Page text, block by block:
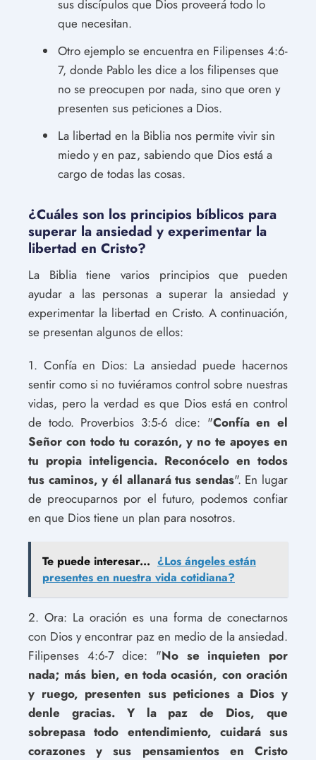
sus discípulos que Dios proveerá todo lo
que necesitan.
Otro ejemplo se encuentra en Filipenses 4:6-
7, donde Pablo les dice a los filipenses que
no se preocupen por nada, sino que oren y
presenten sus peticiones a Dios.
La libertad en la Biblia nos permite vivir sin
miedo y en paz, sabiendo que Dios está a
cargo de todas las cosas.
¿Cuáles son los principios bíblicos para
superar la ansiedad y experimentar la
libertad en Cristo?
La Biblia tiene varios principios que pueden
ayudar a las personas a superar la ansiedad y
experimentar la libertad en Cristo. A continuación,
se presentan algunos de ellos:
1. Confía en Dios: La ansiedad puede hacernos
sentir como si no tuviéramos control sobre nuestras
vidas, pero la verdad es que Dios está en control
de todo. Proverbios 3:5-6 dice: "Confía en el
Señor con todo tu corazón, y no te apoyes en
tu propia inteligencia. Reconócelo en todos
tus caminos, y él allanará tus sendas". En lugar
de preocuparnos por el futuro, podemos confiar
en que Dios tiene un plan para nosotros.
Te puede interesar... ¿Los ángeles están
presentes en nuestra vida cotidiana?
2. Ora: La oración es una forma de conectarnos
con Dios y encontrar paz en medio de la ansiedad.
Filipenses 4:6-7 dice: "No se inquieten por
nada; más bien, en toda ocasión, con oración
y ruego, presenten sus peticiones a Dios y
denle gracias. Y la paz de Dios, que
sobrepasa todo entendimiento, cuidará sus
corazones y sus pensamientos en Cristo